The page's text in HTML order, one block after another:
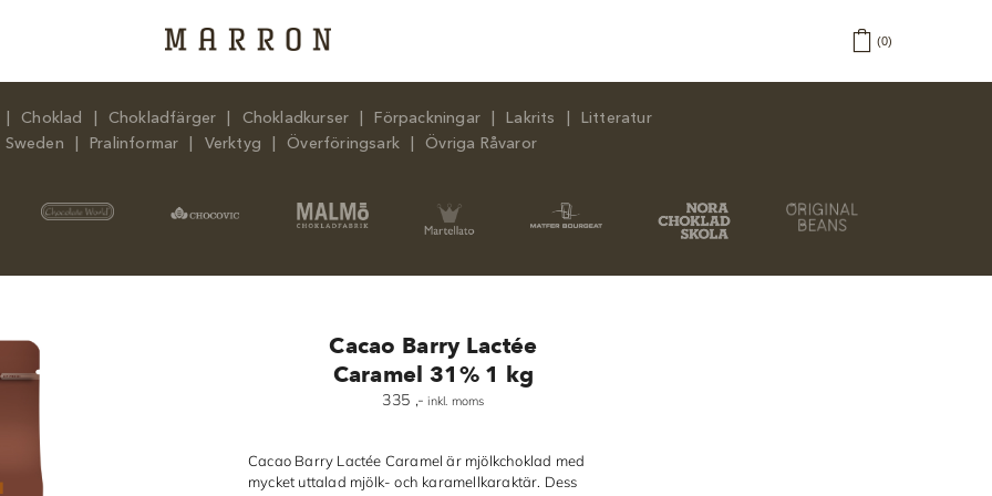
0
Choklad Chokladfärger Chokladkurser Förpackningar Lakrits
Litteratur
Sweden
Pralinformar Verktyg Överföringsark Övriga Råvaror
Cacao Barry Lactée
Caramel 31% 1 kg
335 ,- inkl. moms
Cacao Barry Lactée Caramel är mjölkchoklad med
mycket uttalad mjölk- och karamellkaraktär. Dess